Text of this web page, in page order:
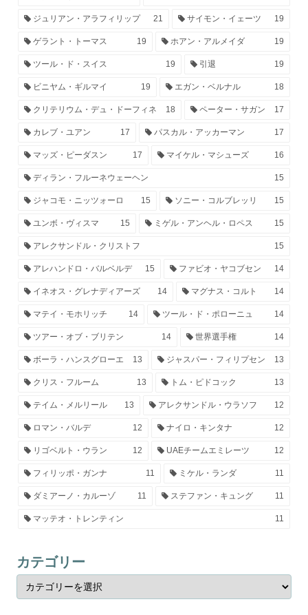
ジュリアン・アラフィリップ 21 サイモン・イェーツ 19
ゲラント・トーマス 19 ホアン・アルメイダ 19
ツール・ド・スイス 19 引退 19
ビニヤム・ギルマイ 19 エガン・ベルナル 18
クリテリウム・デュ・ドーフィネ 18 ペーター・サガン 17
カレブ・ユアン 17 パスカル・アッカーマン 17
マッズ・ピーダスン 17 マイケル・マシューズ 16
ディラン・フルーネウェーヘン 15
ジャコモ・ニッツォーロ 15 ソニー・コルブレッリ 15
ユンボ・ヴィスマ 15 ミゲル・アンヘル・ロペス 15
アレクサンドル・クリストフ 15
アレハンドロ・バルベルデ 15 ファビオ・ヤコブセン 14
イネオス・グレナディアーズ 14 マグナス・コルト 14
マテイ・モホリッチ 14 ツール・ド・ポローニュ 14
ツアー・オブ・ブリテン 14 世界選手権 14
ボーラ・ハンスグローエ 13 ジャスパー・フィリプセン 13
クリス・フルーム 13 トム・ピドコック 13
テイム・メルリール 13 アレクサンドル・ウラソフ 12
ロマン・バルデ 12 ナイロ・キンタナ 12
リゴベルト・ウラン 12 UAEチームエミレーツ 12
フィリッポ・ガンナ 11 ミケル・ランダ 11
ダミアーノ・カルーゾ 11 ステファン・キュング 11
マッテオ・トレンティン 11
カテゴリー